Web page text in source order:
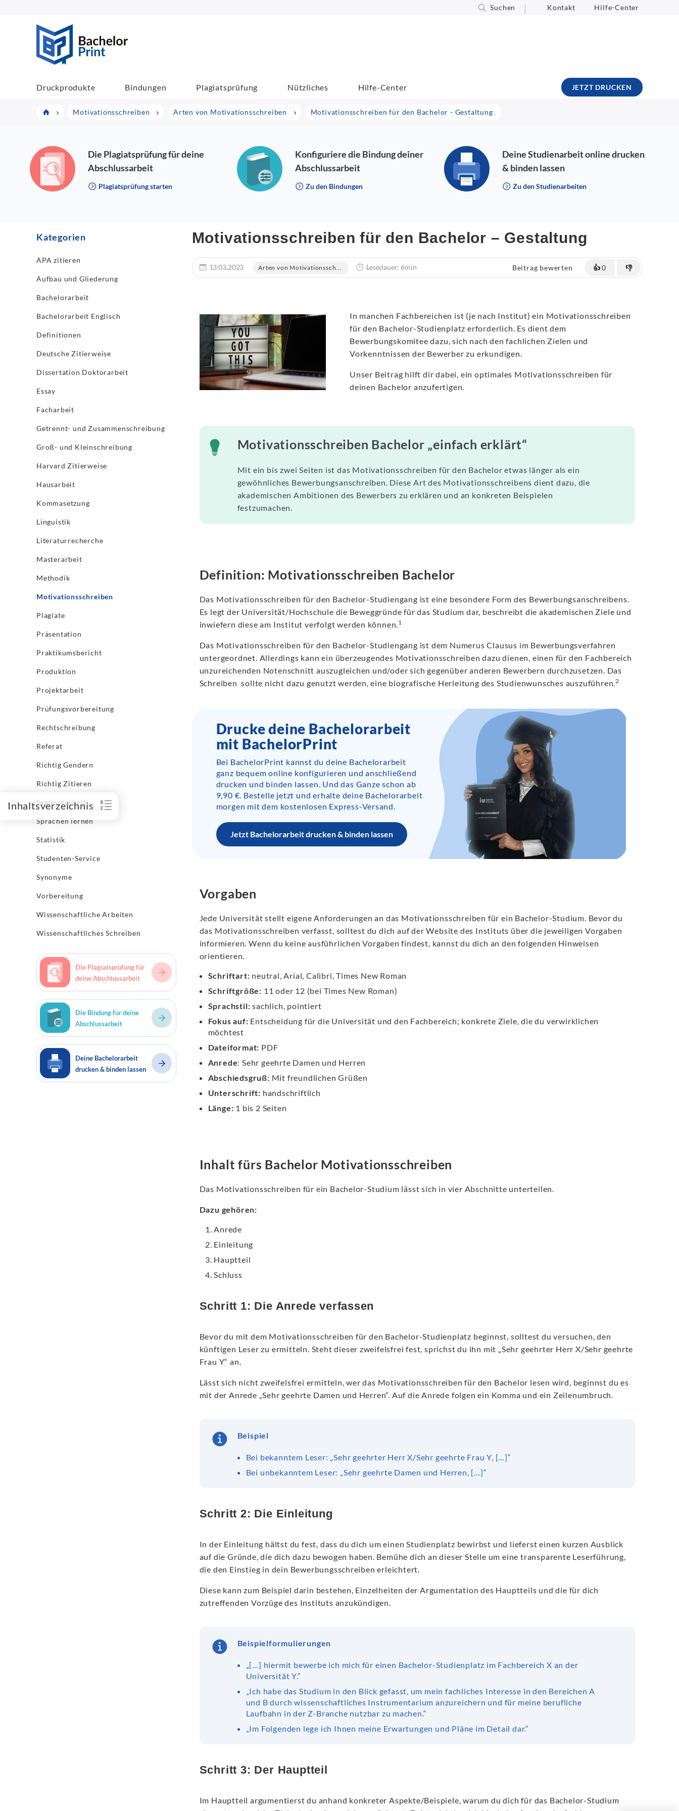
Suchen Kontakt Hilfe-Center
Druckprodukte Bindungen Plagiatsprüfung Nützliches Hilfe-Center JETZT DRUCKEN
Motivationsschreiben Arten von Motivationsschreiben Motivationsschreiben für den Bachelor - Gestaltung
Die Plagiatsprüfung für deine
Abschlussarbeit
Plagiatsprüfung starten
Konfiguriere die Bindung deiner
Abschlussarbeit
Zu den Bindungen
Deine Studienarbeit online drucken
& binden lassen
Zu den Studienarbeiten
Kategorien
APA zitieren
Aufbau und Gliederung
Bachelorarbeit
Bachelorarbeit Englisch
Definitionen
Deutsche Zitierweise
Dissertation Doktorarbeit
Essay
Facharbeit
Getrennt- und Zusammenschreibung
Groß- und Kleinschreibung
Harvard Zitierweise
Hausarbeit
Kommasetzung
Linguistik
Literaturrecherche
Masterarbeit
Methodik
Motivationsschreiben
Plagiate
Präsentation
Praktikumsbericht
Produktion
Projektarbeit
Prüfungsvorbereitung
Rechtschreibung
Referat
Richtig Gendern
Richtig Zitieren
Seminararbeit
Sprachen lernen
Statistik
Studenten-Service
Synonyme
Vorbereitung
Wissenschaftliche Arbeiten
Wissenschaftliches Schreiben
Die Plagiatsprüfung für
deine Abschlussarbeit
Die Bindung für deine
Abschlussarbeit
Deine Bachelorarbeit
drucken & binden lassen
Motivationsschreiben für den Bachelor – Gestaltung
13.03.2023 Arten von Motivationssch... Lesedauer: 6min Beitrag bewerten 👍0 👎
Inhaltsverzeichnis
In manchen Fachbereichen ist (je nach Institut) ein Motivationsschreiben
für den Bachelor-Studienplatz erforderlich. Es dient dem
Bewerbungskomitee dazu, sich nach den fachlichen Zielen und
Vorkenntnissen der Bewerber zu erkundigen.
Unser Beitrag hilft dir dabei, ein optimales Motivationsschreiben für
deinen Bachelor anzufertigen.
Motivationsschreiben Bachelor „einfach erklärt“
Mit ein bis zwei Seiten ist das Motivationsschreiben für den Bachelor etwas länger als ein
gewöhnliches Bewerbungsanschreiben. Diese Art des Motivationsschreibens dient dazu, die
akademischen Ambitionen des Bewerbers zu erklären und an konkreten Beispielen
festzumachen.
Definition: Motivationsschreiben Bachelor
Das Motivationsschreiben für den Bachelor-Studiengang ist eine besondere Form des Bewerbungsanschreibens.
Es legt der Universität/Hochschule die Beweggründe für das Studium dar, beschreibt die akademischen Ziele und
inwiefern diese am Institut verfolgt werden können.1
Das Motivationsschreiben für den Bachelor-Studiengang ist dem Numerus Clausus im Bewerbungsverfahren
untergeordnet. Allerdings kann ein überzeugendes Motivationsschreiben dazu dienen, einen für den Fachbereich
unzureichenden Notenschnitt auszugleichen und/oder sich gegenüber anderen Bewerbern durchzusetzen. Das
Schreiben sollte nicht dazu genutzt werden, eine biografische Herleitung des Studienwunsches auszuführen.2
Drucke deine Bachelorarbeit
mit BachelorPrint
Bei BachelorPrint kannst du deine Bachelorarbeit
ganz bequem online konfigurieren und anschließend
drucken und binden lassen. Und das Ganze schon ab
9,90 €. Bestelle jetzt und erhalte deine Bachelorarbeit
morgen mit dem kostenlosen Express-Versand.
Jetzt Bachelorarbeit drucken & binden lassen
Vorgaben
Jede Universität stellt eigene Anforderungen an das Motivationsschreiben für ein Bachelor-Studium. Bevor du
das Motivationsschreiben verfasst, solltest du dich auf der Website des Instituts über die jeweiligen Vorgaben
informieren. Wenn du keine ausführlichen Vorgaben findest, kannst du dich an den folgenden Hinweisen
orientieren.
Schriftart: neutral, Arial, Calibri, Times New Roman
Schriftgröße: 11 oder 12 (bei Times New Roman)
Sprachstil: sachlich, pointiert
Fokus auf: Entscheidung für die Universität und den Fachbereich; konkrete Ziele, die du verwirklichen
möchtest
Dateiformat: PDF
Anrede: Sehr geehrte Damen und Herren
Abschiedsgruß: Mit freundlichen Grüßen
Unterschrift: handschriftlich
Länge: 1 bis 2 Seiten
Inhalt fürs Bachelor Motivationsschreiben
Das Motivationsschreiben für ein Bachelor-Studium lässt sich in vier Abschnitte unterteilen.
Dazu gehören:
Anrede
Einleitung
Hauptteil
Schluss
Schritt 1: Die Anrede verfassen
Bevor du mit dem Motivationsschreiben für den Bachelor-Studienplatz beginnst, solltest du versuchen, den
künftigen Leser zu ermitteln. Steht dieser zweifelsfrei fest, sprichst du ihn mit „Sehr geehrter Herr X/Sehr geehrte
Frau Y“ an.
Lässt sich nicht zweifelsfrei ermitteln, wer das Motivationsschreiben für den Bachelor lesen wird, beginnst du es
mit der Anrede „Sehr geehrte Damen und Herren“. Auf die Anrede folgen ein Komma und ein Zeilenumbruch.
Beispiel
Bei bekanntem Leser: „Sehr geehrter Herr X/Sehr geehrte Frau Y, […]“
Bei unbekanntem Leser: „Sehr geehrte Damen und Herren, […]“
Schritt 2: Die Einleitung
In der Einleitung hältst du fest, dass du dich um einen Studienplatz bewirbst und lieferst einen kurzen Ausblick
auf die Gründe, die dich dazu bewogen haben. Bemühe dich an dieser Stelle um eine transparente Leserführung,
die den Einstieg in dein Bewerbungsschreiben erleichtert.
Diese kann zum Beispiel darin bestehen, Einzelheiten der Argumentation des Hauptteils und die für dich
zutreffenden Vorzüge des Instituts anzukündigen.
Beispielformulierungen
„[…] hiermit bewerbe ich mich für einen Bachelor-Studienplatz im Fachbereich X an der
Universität Y.“
„Ich habe das Studium in den Blick gefasst, um mein fachliches Interesse in den Bereichen A
und B durch wissenschaftliches Instrumentarium anzureichern und für meine berufliche
Laufbahn in der Z-Branche nutzbar zu machen.“
„Im Folgenden lege ich Ihnen meine Erwartungen und Pläne im Detail dar.“
Schritt 3: Der Hauptteil
Im Hauptteil argumentierst du anhand konkreter Aspekte/Beispiele, warum du dich für das Bachelor-Studium